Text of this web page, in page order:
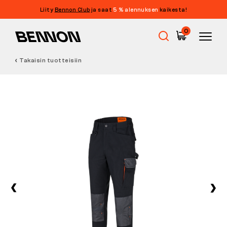
Liity Bennon Club ja saat 5 % alennuksen kaikesta!
0
Paljasjalkakengät
Vapaa-ajan kengät
Takaisin tuotteisiin